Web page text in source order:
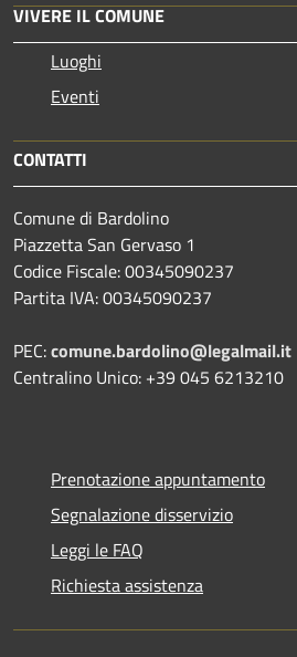
VIVERE IL COMUNE
Luoghi
Eventi
CONTATTI
Comune di Bardolino
Piazzetta San Gervaso 1
Codice Fiscale: 00345090237
Partita IVA: 00345090237
PEC:comune.bardolino@legalmail.it
Centralino Unico: +39 045 6213210
Prenotazione appuntamento
Segnalazione disservizio
Leggi le FAQ
Richiesta assistenza